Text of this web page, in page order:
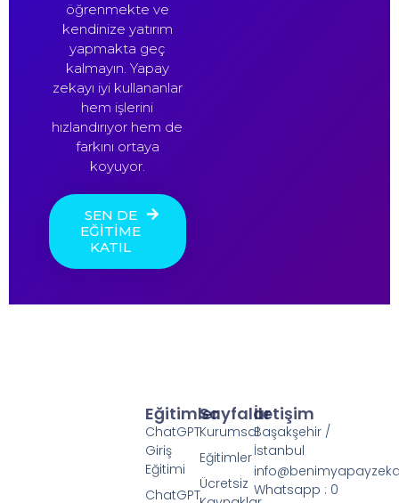
öğrenmekte ve
kendinize yatırım
yapmakta geç
kalmayın. Yapay
zekayı iyi kullananlar
hem işlerini
hızlandırıyor hem de
farkını ortaya
koyuyor.
SEN DE
EĞİTİME
KATIL
Sayfalar
Kurumsal
Eğitimler
Ücretsiz
Eğitimler
ChatGPT
Giriş
Eğitimi
ChatGPT
İletişim
Başakşehir /
İstanbul
Whatsapp : 0